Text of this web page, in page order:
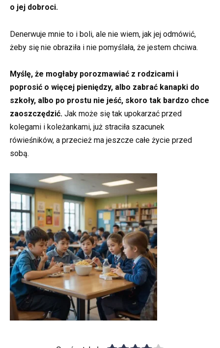
o jej dobroci.
Denerwuje mnie to i boli, ale nie wiem, jak jej odmówić,
żeby się nie obraziła i nie pomyślała, że jestem chciwa.
Myślę, że mogłaby porozmawiać z rodzicami i
poprosić o więcej pieniędzy, albo zabrać kanapki do
szkoły, albo po prostu nie jeść, skoro tak bardzo chce
zaoszczędzić. Jak może się tak upokarzać przed
kolegami i koleżankami, już straciła szacunek
rówieśników, a przecież ma jeszcze całe życie przed
sobą.